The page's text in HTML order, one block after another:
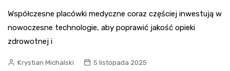
Współczesne placówki medyczne coraz częściej inwestują w
nowoczesne technologie, aby poprawić jakość opieki
zdrowotnej i
Krystian Michalski 5 listopada 2025